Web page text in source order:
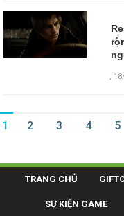
,
1 2 3 4 5
TRANG CHỦ
SỰ KIỆN GAME